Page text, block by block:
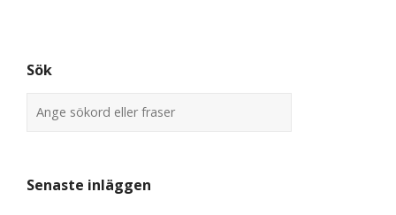
Sök
Senaste inläggen